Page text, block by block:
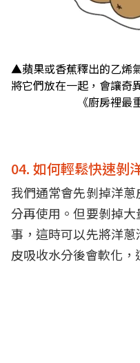
▲蘋果或香蕉釋出的乙烯
將它們放在一起，會讓奇
《廚房裡最
04. 如何輕鬆快速剝
我們通常會先剝掉洋
分再使用。但要剝掉
事，這時可以先將洋
皮吸收水分後會軟化，